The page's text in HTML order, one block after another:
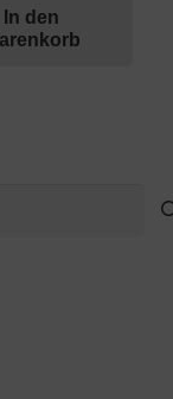
In den